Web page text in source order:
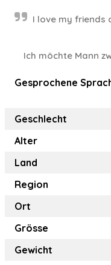
I love my friends
Ich möchte Mann
Gesprochene
Geschlecht
Alter
Land
Region
Ort
Grösse
Gewicht